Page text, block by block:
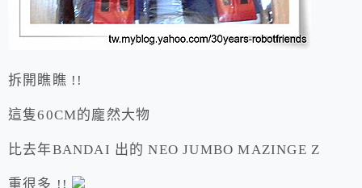
拆開瞧瞧 !!
這隻60CM的龐然大物
比去年BANDAI 出的 NEO JUMBO MAZINGE Z
重很多 !!